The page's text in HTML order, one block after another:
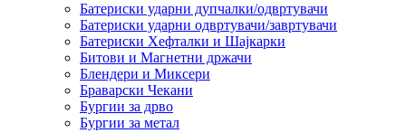
Батериски ударни дупчалки/одвртувачи
Батериски ударни одвртувачи/завртувачи
Батериски Хефталки и Шајкарки
Битови и Магнетни држачи
Блендери и Миксери
Браварски Чекани
Бургии за дрво
Бургии за метал